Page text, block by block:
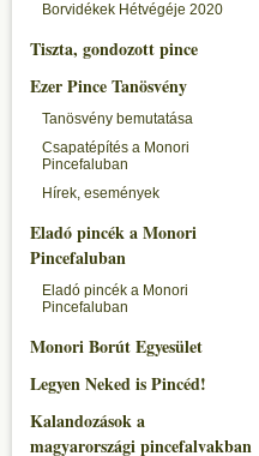
Borvidékek Hétvégéje 2020
Tiszta, gondozott pince
Ezer Pince Tanösvény
Tanösvény bemutatása
Csapatépítés a Monori
Pincefaluban
Hírek, események
Eladó pincék a Monori
Pincefaluban
Eladó pincék a Monori
Pincefaluban
Monori Borút Egyesület
Legyen Neked is Pincéd!
Kalandozások a
magyarországi pincefalvakban